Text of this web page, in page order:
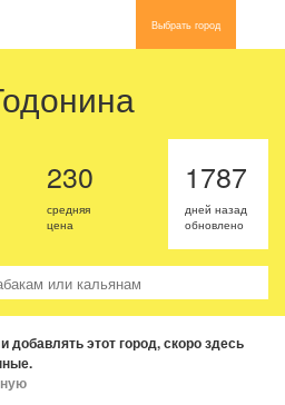
Выбрать город
230
средняя
цена
1787
дней назад
обновлено
добавлять этот город, скоро здесь